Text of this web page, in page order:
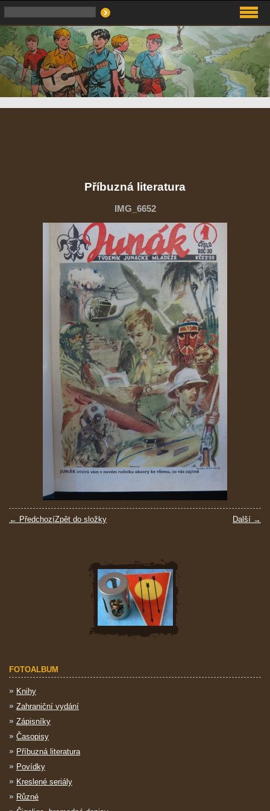
Příbuzná literatura
IMG_6652
← Předchozí Další →
Zpět do složky
FOTOALBUM
Knihy
Zahraniční vydání
Zápisníky
Časopisy
Příbuzná literatura
Povídky
Kreslené seriály
Různé